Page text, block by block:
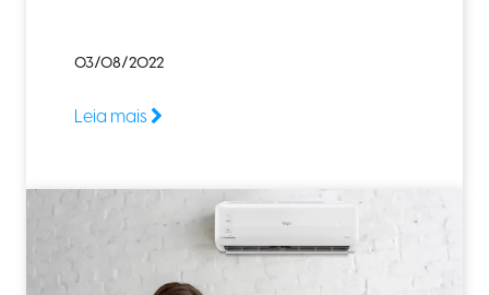
03/08/2022
Leia mais